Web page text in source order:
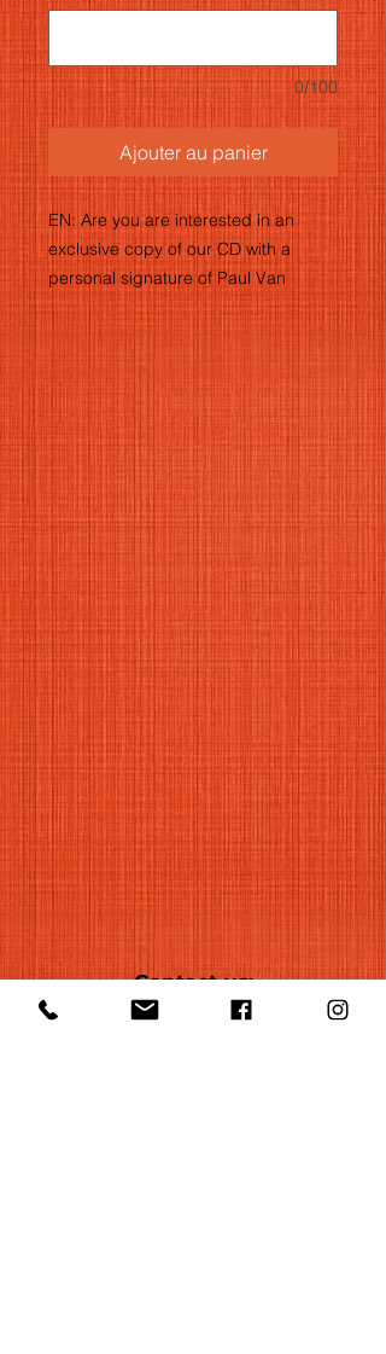
0/100
Ajouter au panier
EN: Are you are interested in an
exclusive copy of our CD with a
personal signature of Paul Van
Nevel? Please indicate below ... the
dedicated to.
FR: Êtes-vous intéressé par un
exemplaire exclusif de notre CD avec
une signature personnelle de Paul
Van Nevel ? Veuillez indiquer ci-
dessous le nom de la personne à qui
NL: Bent u geïnteresseerd in een
exclusief exemplaar van onze cd met
een persoonlijke handtekening van
Paul Van Nevel? Gelieve hieronder
de naam te vermelden van de
persoon aan wie de CD zal worden
Contact us:
office@huelgasensemble.be